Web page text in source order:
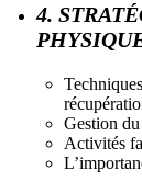
4.
Gestion du
Activités